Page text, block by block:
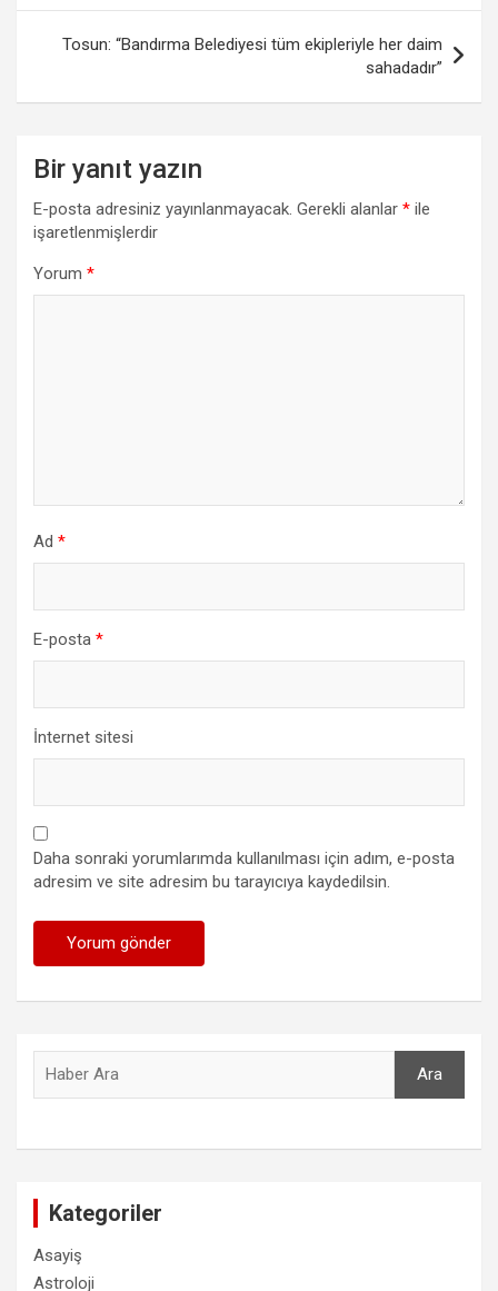
Tosun: “Bandırma Belediyesi tüm ekipleriyle her daim
sahadadır”
Bir yanıt yazın
E-posta adresiniz yayınlanmayacak. Gerekli alanlar * ile
işaretlenmişlerdir
Yorum *
Ad *
E-posta *
İnternet sitesi
Daha sonraki yorumlarımda kullanılması için adım, e-posta
adresim ve site adresim bu tarayıcıya kaydedilsin.
Ara
Kategoriler
Asayiş
Astroloji